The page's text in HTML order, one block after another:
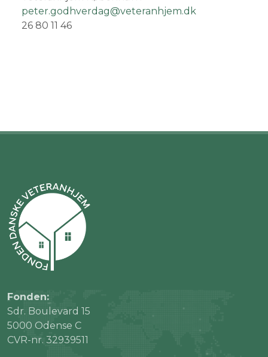
peter.godhverdag@veteranhjem.dk
26 80 11 46
Fonden:
Sdr. Boulevard 15
5000 Odense C
CVR-nr. 32939511